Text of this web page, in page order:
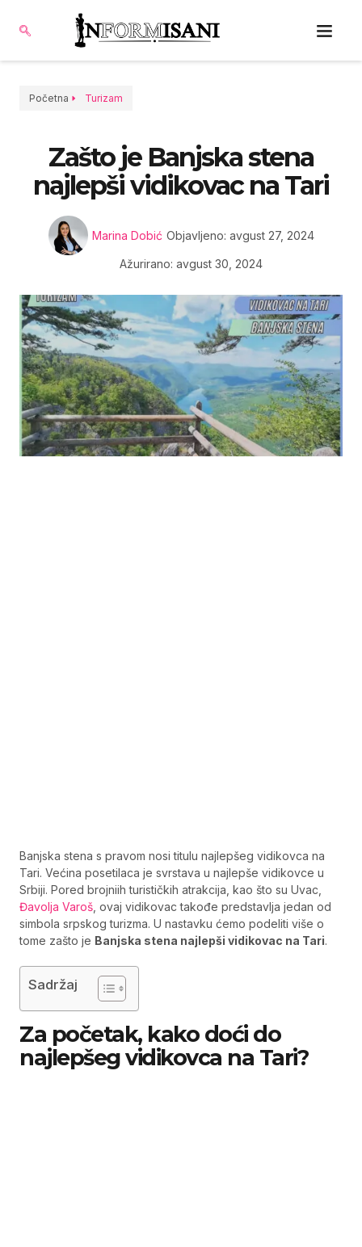
Početna Turizam
Zašto je Banjska stena
najlepši vidikovac na Tari
Marina Dobić Objavljeno: avgust 27, 2024
Ažurirano: avgust 30, 2024
Banjska stena s pravom nosi titulu najlepšeg vidikovca na
Tari. Većina posetilaca je svrstava u najlepše vidikovce u
Srbiji. Pored brojniih turističkih atrakcija, kao što su Uvac,
Đavolja Varoš , ovaj vidikovac takođe predstavlja jedan od
simbola srpskog turizma. U nastavku ćemo podeliti više o
tome zašto je Banjska stena najlepši vidikovac na Tari.
Sadržaj
Za početak, kako doći do
najlepšeg vidikovca na Tari?